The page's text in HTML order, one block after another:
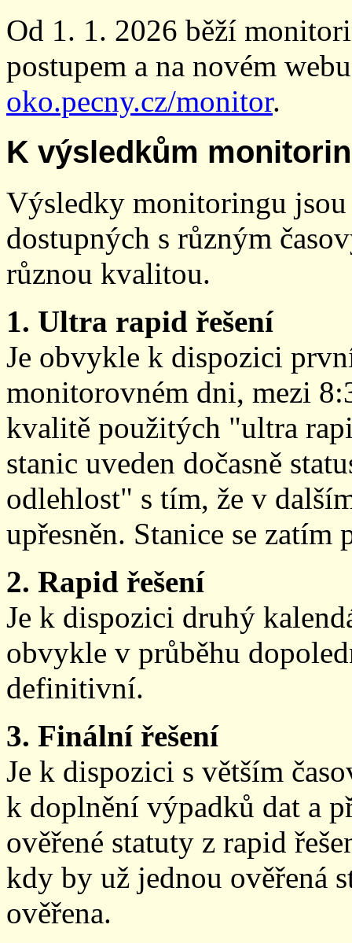
Od 1. 1. 2026 běží
postupem a na novém
oko.pecny.cz/monitor.
K výsledkům
Výsledky monitoringu
dostupných s různým
různou kvalitou.
1. Ultra rapid řešení
Je obvykle k dispozici
monitorovném dni, mezi
kvalitě použitých "ultra
stanic uveden dočasně
odlehlost" s tím, že v
upřesněn. Stanice se zatím
2. Rapid řešení
Je k dispozici druhý
obvykle v průběhu
definitivní.
3. Finální řešení
Je k dispozici s větším
k doplnění výpadků dat a
ověřené statuty z rapid
kdy by už jednou ověřená
ověřena.